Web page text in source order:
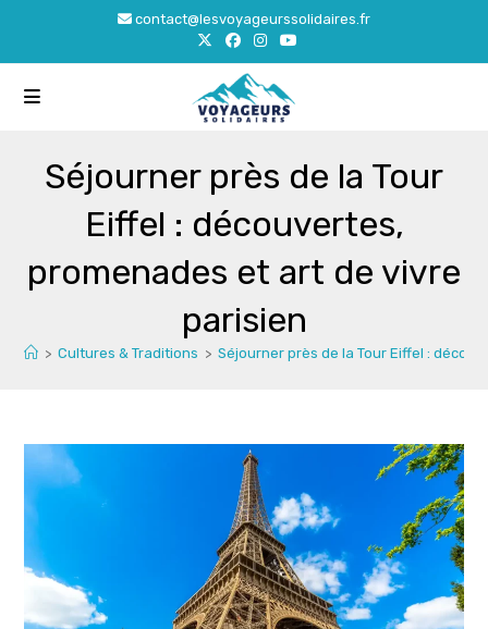
content
contact@lesvoyageurssolidaires.fr
Séjourner près de la Tour
Eiffel : découvertes,
promenades et art de vivre
parisien
> Cultures & Traditions > Séjourner près de la Tour Eiffel :